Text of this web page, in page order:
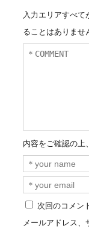
入力エリアすべ
ることはありませ
内容をご確認の上
次回のコメン
メールアドレス、